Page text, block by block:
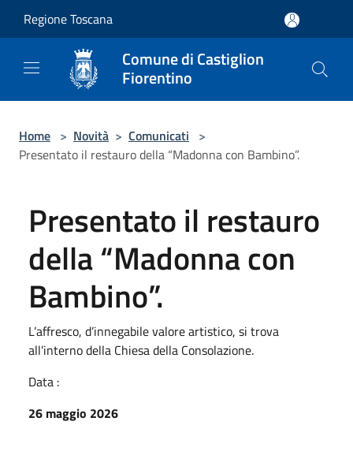
Regione Toscana
Comune di Castiglion
Fiorentino
Home > Novità > Comunicati >
Presentato il restauro della “Madonna con Bambino”.
Presentato il restauro
della “Madonna con
Bambino”.
L’affresco, d’innegabile valore artistico, si trova
all’interno della Chiesa della Consolazione.
Data :
26 maggio 2026